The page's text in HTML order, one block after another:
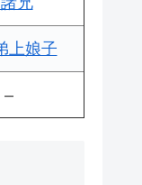
上娘子
–